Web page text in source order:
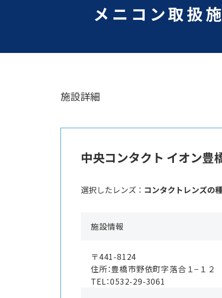
メニコン取扱
施設詳細
中央コンタクト イオン豊
選択したレンズ ： コンタクトレンズの
施設情報
〒441-8124
住所：豊橋市野依町字落合１−１
TEL：0532-29-3061